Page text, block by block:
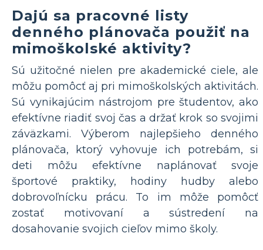
Dajú sa pracovné listy
denného plánovača použiť na
mimoškolské aktivity?
Sú užitočné nielen pre akademické ciele, ale
môžu pomôcť aj pri mimoškolských aktivitách.
Sú vynikajúcim nástrojom pre študentov, ako
efektívne riadiť svoj čas a držať krok so svojimi
záväzkami. Výberom najlepšieho denného
plánovača, ktorý vyhovuje ich potrebám, si
deti môžu efektívne naplánovať svoje
športové praktiky, hodiny hudby alebo
dobrovoľnícku prácu. To im môže pomôcť
zostať motivovaní a sústredení na
dosahovanie svojich cieľov mimo školy.